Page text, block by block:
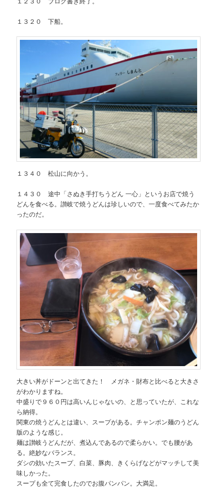
１３２０ 下船。
１３４０ 松山に向かう。
１４３０ 途中「さぬき手打ちうどん 一心」というお店で焼う
どんを食べる。讃岐で焼うどんは珍しいので、一度食べてみたか
ったのだ。
大きい丼がドーンと出てきた！ メガネ・財布と比べると大きさ
がわかりますね。
中盛りで９６０円は高いんじゃないの、と思っていたが、これな
ら納得。
関東の焼うどんとは違い、スープがある。チャンポン麺のうどん
版のような感じ。
麺は讃岐うどんだが、煮込んであるので柔らかい。でも腰があ
る。絶妙なバランス。
ダシの効いたスープ、白菜、豚肉、きくらげなどがマッチして美
味しかった。
スープも全て完食したのでお腹パンパン。大満足。